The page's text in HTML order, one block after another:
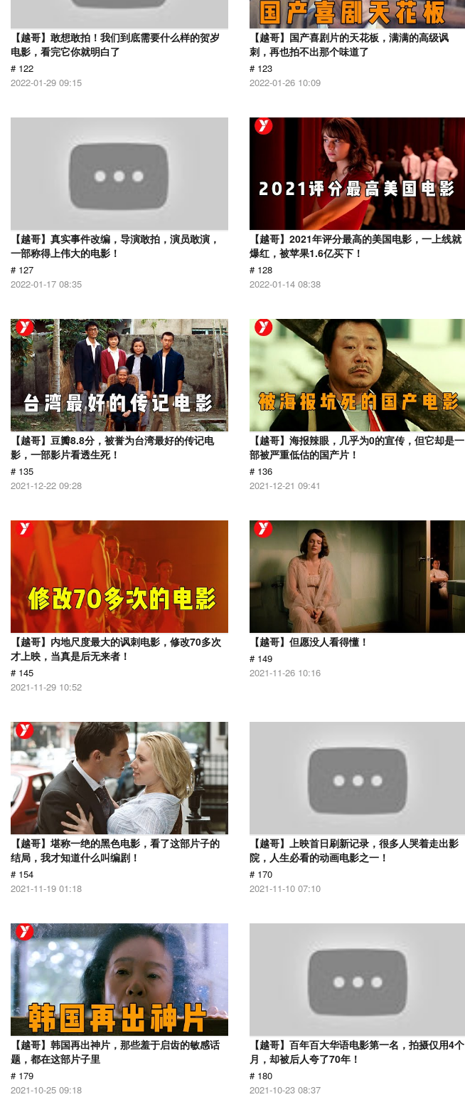
【越哥】敢想敢拍！我们到底需要什么样的贺岁
电影，看完它你就明白了
# 122
2022-01-29 09:15
【越哥】国产喜剧片的天花板，满满的高级讽
刺，再也拍不出那个味道了
# 123
2022-01-26 10:09
【越哥】真实事件改编，导演敢拍，演员敢演，
一部称得上伟大的电影！
# 127
2022-01-17 08:35
【越哥】2021年评分最高的美国电影，一上线就
爆红，被苹果1.6亿买下！
# 128
2022-01-14 08:38
【越哥】豆瓣8.8分，被誉为台湾最好的传记电
影，一部影片看透生死！
# 135
2021-12-22 09:28
【越哥】海报辣眼，几乎为0的宣传，但它却是一
部被严重低估的国产片！
# 136
2021-12-21 09:41
【越哥】内地尺度最大的讽刺电影，修改70多次
才上映，当真是后无来者！
# 145
2021-11-29 10:52
【越哥】但愿没人看得懂！
# 149
2021-11-26 10:16
【越哥】堪称一绝的黑色电影，看了这部片子的
结局，我才知道什么叫编剧！
# 154
2021-11-19 01:18
【越哥】上映首日刷新记录，很多人哭着走出影
院，人生必看的动画电影之一！
# 170
2021-11-10 07:10
【越哥】韩国再出神片，那些羞于启齿的敏感话
题，都在这部片子里
# 179
2021-10-25 09:18
【越哥】百年百大华语电影第一名，拍摄仅用4个
月，却被后人夸了70年！
# 180
2021-10-23 08:37